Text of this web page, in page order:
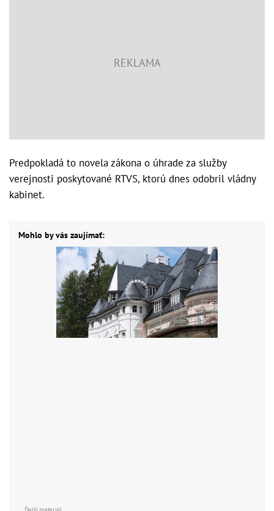
Predpokladá to novela zákona o úhrade za služby
verejnosti poskytované RTVS, ktorú dnes odobril vládny
kabinet.
Mohlo by vás zaujímať: